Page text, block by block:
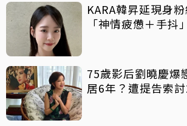
KARA韓昇延現身
「神情疲憊＋手抖
75歲影后劉曉慶爆
居6年？遭提告索